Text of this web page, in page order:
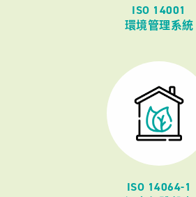
ISO 14001
環境管理系統
ISO 14064-1